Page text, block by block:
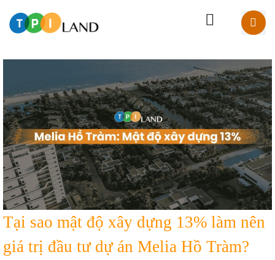
Tại sao mật độ xây dựng 13% làm nên
giá trị đầu tư dự án Melia Hồ Tràm?